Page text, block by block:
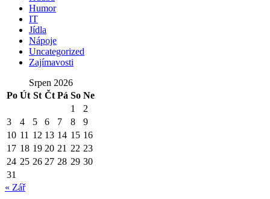
Humor
IT
Jídla
Nápoje
Uncategorized
Zajímavosti
Srpen 2026
Po Út St Čt Pá So Ne
1
2
3
4 5 6 7 8
9
10 11 12 13 14 15 16
17 18 19 20 21 22 23
24 25 26 27 28 29 30
31
« Zář